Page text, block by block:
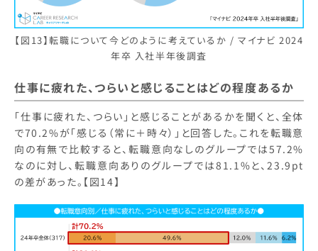
【図13】転職について今どのように考えているか / マイナビ 2024
年卒 入社半年後調査
仕事に疲れた、つらいと感じることはどの程度あるか
「仕事に疲れた、つらい」と感じることがあるかを聞くと、全体
で70.2%が「感じる（常に＋時々）」と回答した。これを転職意
向の有無で比較すると、転職意向なしのグループでは57.2%
なのに対し、転職意向ありのグループでは81.1%と、23.9pt
の差があった。【図14】